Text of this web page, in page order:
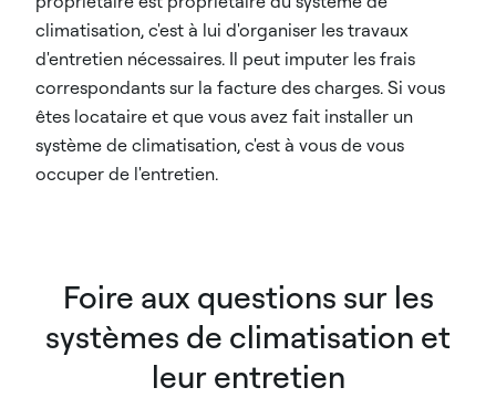
climatisation, c'est à lui d'organiser les travaux
d'entretien nécessaires. Il peut imputer les frais
correspondants sur la facture des charges. Si vous
êtes locataire et que vous avez fait installer un
système de climatisation, c'est à vous de vous
occuper de l'entretien.
Foire aux questions sur les
systèmes de climatisation et
leur entretien